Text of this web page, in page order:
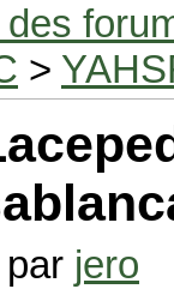
>
jero